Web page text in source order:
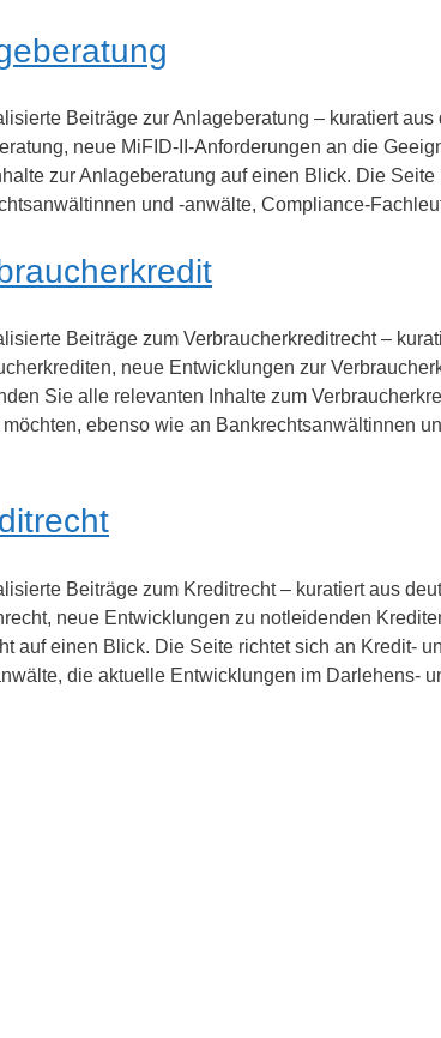
Beiträge zur Anlageberatung – kuratiert
neue MiFID-II-Anforderungen an die
zur Anlageberatung auf einen Blick. Die
und -anwälte, Compliance-
Beiträge zum Verbraucherkreditrecht –
neue Entwicklungen zur
Sie alle relevanten Inhalte zum
ebenso wie an Bankrechtsanwältinnen
Beiträge zum Kreditrecht – kuratiert aus
neue Entwicklungen zu notleidenden
auf einen Blick. Die Seite richtet sich an Kredit-
die aktuelle Entwicklungen im Darlehens-